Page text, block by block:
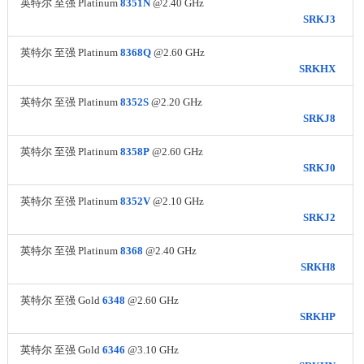
英特尔 至强 Platinum 8351N@2.40 GHz
SRKJ3
英特尔 至强 Platinum 8368Q@2.60 GHz
SRKHX
英特尔 至强 Platinum 8352S@2.20 GHz
SRKJ8
英特尔 至强 Platinum 8358P@2.60 GHz
SRKJ0
英特尔 至强 Platinum 8352V@2.10 GHz
SRKJ2
英特尔 至强 Platinum 8368 @2.40 GHz
SRKH8
英特尔 至强 Gold 6348 @2.60 GHz
SRKHP
英特尔 至强 Gold 6346 @3.10 GHz